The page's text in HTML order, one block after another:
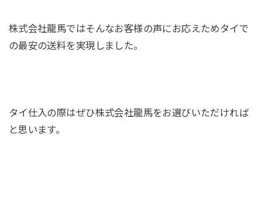
株式会社龍馬ではそんなお客様の声にお応えためタイで
の最安の送料を実現しました。
タイ仕入の際はぜひ株式会社龍馬をお選びいただければ
と思います。